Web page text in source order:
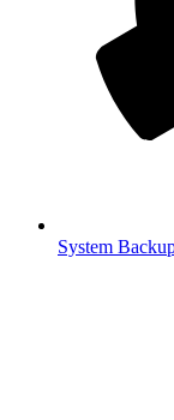
System